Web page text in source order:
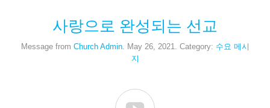
사랑으로 완성되는 선교
Message from Church Admin. May 26, 2021. Category: 수요 메시
지